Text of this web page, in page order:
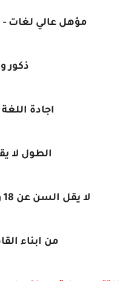
مؤهل عالي لغات -
ذكور
اجادة اللغة
الطول لا
لا يقل السن عن 18 ولايزيد عن 30 سن
من ابناء